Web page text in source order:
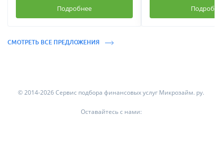
Подробнее
СМОТРЕТЬ ВСЕ ПРЕДЛОЖЕНИЯ
© 2014-2026 Сервис подбора финансовых услуг Микрозайм. ру.
Оставайтесь с нами: